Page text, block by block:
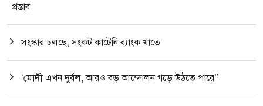
প্রস্তাব
সংস্কার চলছে, সংকট কাটেনি ব্যাংক খাতে
‘মোদী এখন দুর্বল, আরও বড় আন্দোলন গড়ে উঠতে পারে’’